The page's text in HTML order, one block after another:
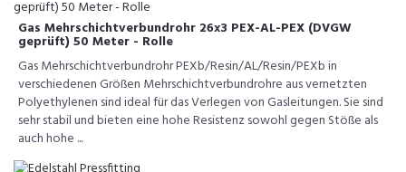
Gas Mehrschichtverbundrohr 26x3 PEX-AL-PEX (DVGW
geprüft) 50 Meter - Rolle
Gas Mehrschichtverbundrohr PEXb/Resin/AL/Resin/PEXb in
verschiedenen Größen Mehrschichtverbundrohre aus vernetzten
Polyethylenen sind ideal für das Verlegen von Gasleitungen. Sie sind
sehr stabil und bieten eine hohe Resistenz sowohl gegen Stöße als
auch hohe ...